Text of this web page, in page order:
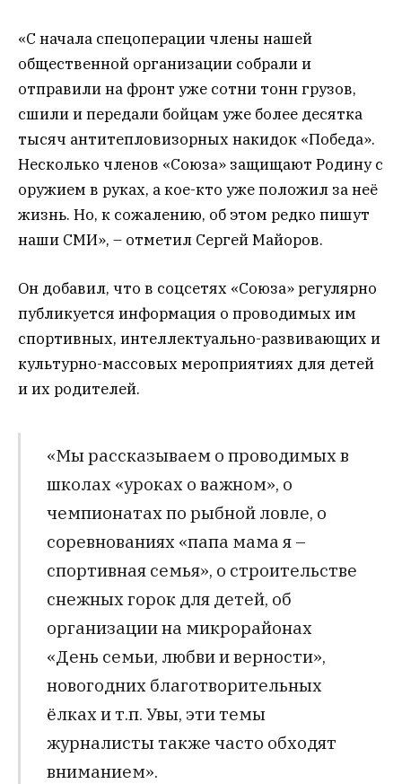
«С начала спецоперации члены нашей
общественной организации собрали и
отправили на фронт уже сотни тонн грузов,
сшили и передали бойцам уже более десятка
тысяч антитепловизорных накидок «Победа».
Несколько членов «Союза» защищают Родину с
оружием в руках, а кое-кто уже положил за неё
жизнь. Но, к сожалению, об этом редко пишут
наши СМИ», – отметил Сергей Майоров.
Он добавил, что в соцсетях «Союза» регулярно
публикуется информация о проводимых им
спортивных, интеллектуально-развивающих и
культурно-массовых мероприятиях для детей
и их родителей.
«Мы рассказываем о проводимых в
школах «уроках о важном», о
чемпионатах по рыбной ловле, о
соревнованиях «папа мама я –
спортивная семья», о строительстве
снежных горок для детей, об
организации на микрорайонах
«День семьи, любви и верности»,
новогодних благотворительных
ёлках и т.п. Увы, эти темы
журналисты также часто обходят
вниманием».